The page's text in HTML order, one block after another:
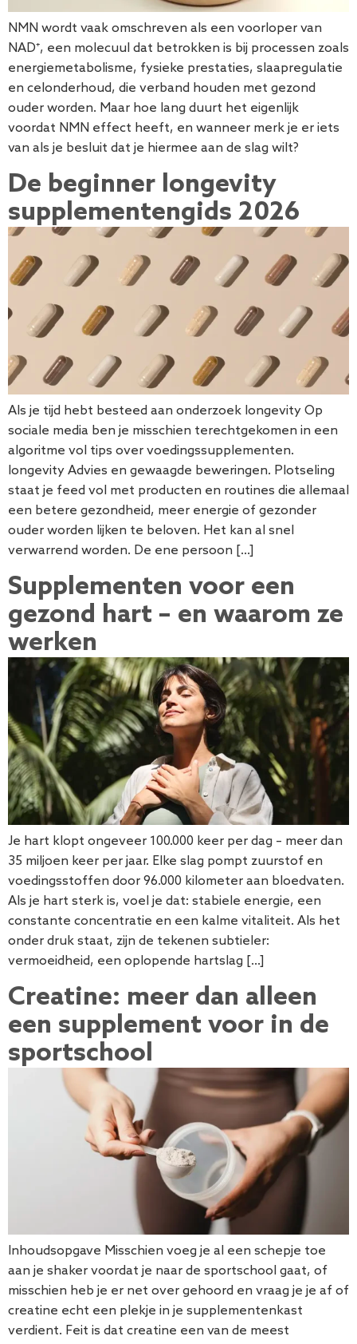
NMN wordt vaak omschreven als een voorloper van
NAD⁺, een molecuul dat betrokken is bij processen zoals
energiemetabolisme, fysieke prestaties, slaapregulatie
en celonderhoud, die verband houden met gezond
ouder worden. Maar hoe lang duurt het eigenlijk
voordat NMN effect heeft, en wanneer merk je er iets
van als je besluit dat je hiermee aan de slag wilt?
De beginner longevity
supplementengids 2026
Als je tijd hebt besteed aan onderzoek longevity Op
sociale media ben je misschien terechtgekomen in een
algoritme vol tips over voedingssupplementen.
longevity Advies en gewaagde beweringen. Plotseling
staat je feed vol met producten en routines die allemaal
een betere gezondheid, meer energie of gezonder
ouder worden lijken te beloven. Het kan al snel
verwarrend worden. De ene persoon […]
Supplementen voor een
gezond hart – en waarom ze
werken
Je hart klopt ongeveer 100.000 keer per dag – meer dan
35 miljoen keer per jaar. Elke slag pompt zuurstof en
voedingsstoffen door 96.000 kilometer aan bloedvaten.
Als je hart sterk is, voel je dat: stabiele energie, een
constante concentratie en een kalme vitaliteit. Als het
onder druk staat, zijn de tekenen subtieler:
vermoeidheid, een oplopende hartslag […]
Creatine: meer dan alleen
een supplement voor in de
sportschool
Inhoudsopgave Misschien voeg je al een schepje toe
aan je shaker voordat je naar de sportschool gaat, of
misschien heb je er net over gehoord en vraag je je af of
creatine echt een plekje in je supplementenkast
verdient. Feit is dat creatine een van de meest